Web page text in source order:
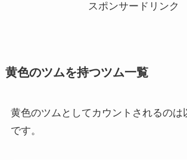
スポンサードリンク
黄色のツムを持つツム一覧
黄色のツムとしてカウントされるのは
です。